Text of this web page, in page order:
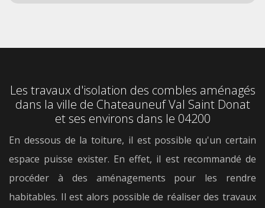
Les travaux d'isolation des combles aménagés
dans la ville de Chateauneuf Val Saint Donat
et ses environs dans le 04200
En dessous de la toiture, il est possible qu'un certain
espace puisse exister. En effet, il est recommandé de
procéder à des aménagements pour les rendre
habitables. Il est alors possible de réaliser des travaux